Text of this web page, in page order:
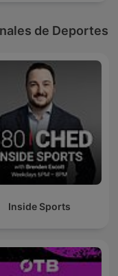
de Deportes
Inside Sports